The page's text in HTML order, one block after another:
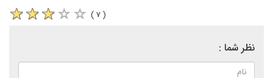
( ۷ )
نظر شما :